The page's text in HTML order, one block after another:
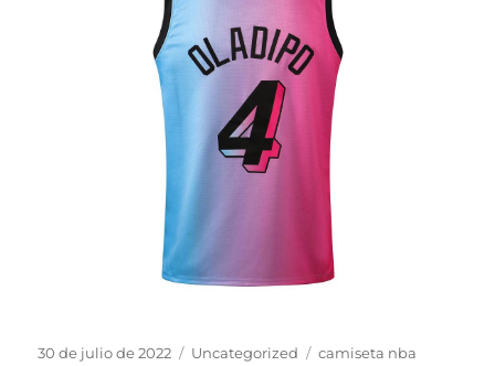
Publicado
30 de julio de 2022 Categorías
Uncategorized Etiquetas
camiseta nba